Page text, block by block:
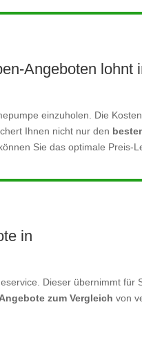
Angeboten lohnt
einzuholen. Die
Ihnen nicht nur den
Sie das optimale Preis-
in
Dieser übernimmt
zum Vergleich von